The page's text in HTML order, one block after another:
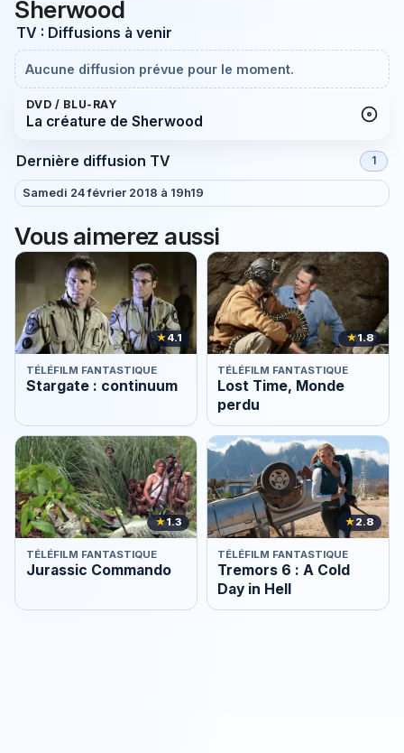
Sherwood
TV : Diffusions à venir
Aucune diffusion prévue pour le moment.
DVD / BLU-RAY
La créature de Sherwood
Dernière diffusion TV 1
Samedi 24 février 2018 à 19h19
Vous aimerez aussi
★4.1
TÉLÉFILM FANTASTIQUE
Stargate : continuum
★1.8
TÉLÉFILM FANTASTIQUE
Lost Time, Monde
perdu
★1.3
TÉLÉFILM FANTASTIQUE
Jurassic Commando
★2.8
TÉLÉFILM FANTASTIQUE
Tremors 6 : A Cold
Day in Hell